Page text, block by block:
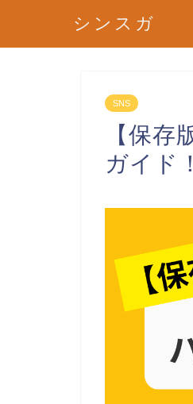
シンスガ
SNS
【保
ガイド